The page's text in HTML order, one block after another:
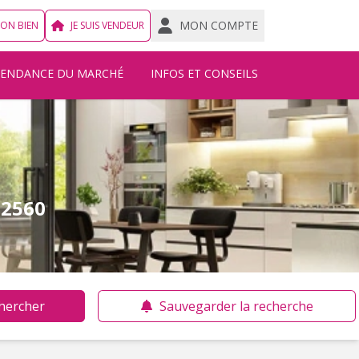
BIEN JE SUIS VENDEUR MON COMPTE
DU MARCHÉ INFOS ET CONSEILS
Sauvegarder la recherche